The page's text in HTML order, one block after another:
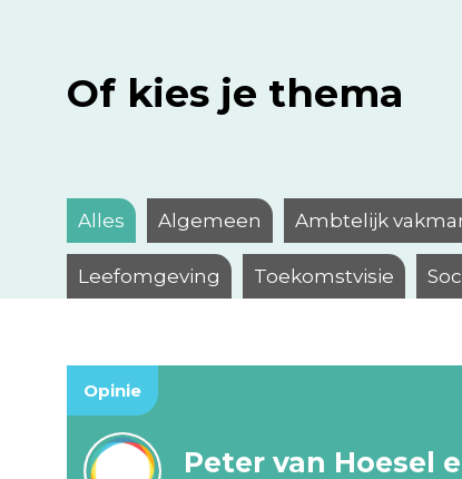
Of kies je thema
Alles Algemeen Ambtelijk
Leefomgeving Toekomstvisie
Opinie
Peter van Hoesel